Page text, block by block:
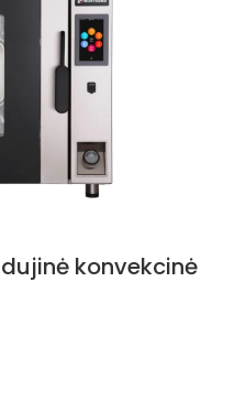
konvekcinė